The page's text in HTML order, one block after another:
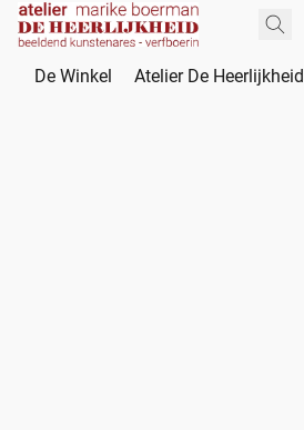
De Winkel Atelier De Heerlijkheid